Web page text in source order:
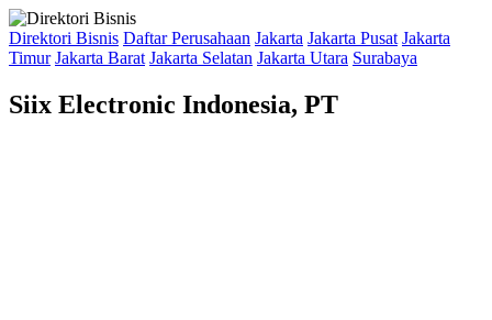
Direktori Bisnis Daftar Perusahaan Jakarta Jakarta Pusat Jakarta
Timur Jakarta Barat Jakarta Selatan Jakarta Utara Surabaya
Siix Electronic Indonesia, PT